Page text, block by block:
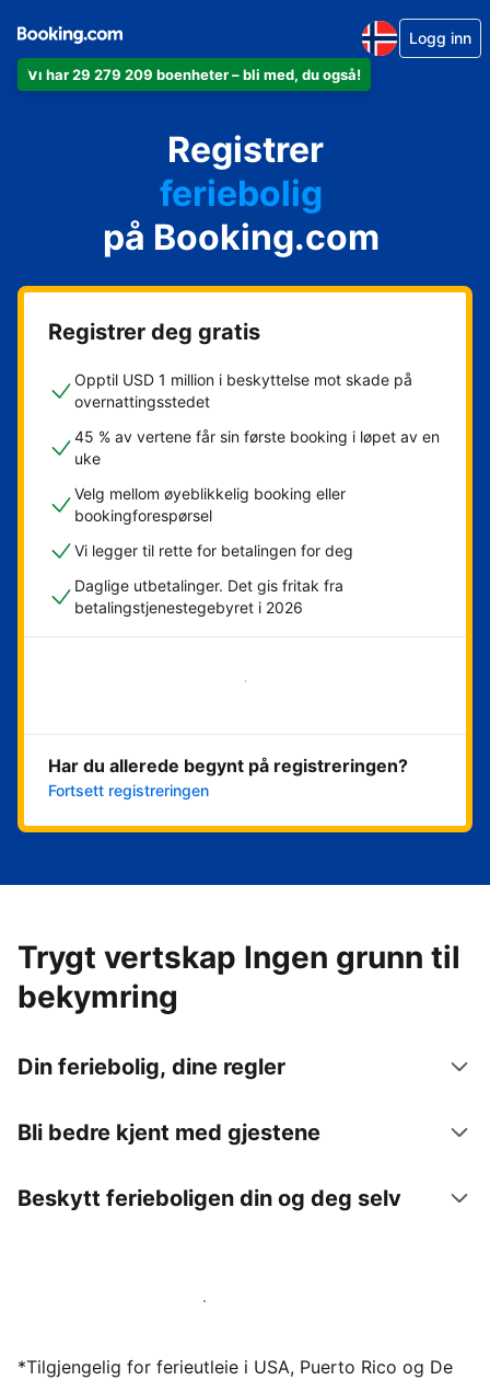
Vi har 29 279 209 boenheter – bli med, du også!
Logg inn
Registrer
leiligheten din
hotellet ditt
feriebolig
gjestgiveriet ditt
rorbua di
på Booking.com
Registrer deg gratis
Opptil USD 1 million i beskyttelse mot skade på
overnattingsstedet
45 % av vertene får sin første booking i løpet av en
uke
Velg mellom øyeblikkelig booking eller
bookingforespørsel
Vi legger til rette for betalingen for deg
Daglige utbetalinger. Det gis fritak fra
betalingstjenestegebyret i 2026
Kom i gang nå
Har du allerede begynt på registreringen?
Fortsett registreringen
Trygt vertskap Ingen grunn til
bekymring
Din feriebolig, dine regler
Bli bedre kjent med gjestene
Beskytt ferieboligen din og deg selv
Lei ut ferieboligen din gjennom oss i dag
*Tilgjengelig for ferieutleie i USA, Puerto Rico og De